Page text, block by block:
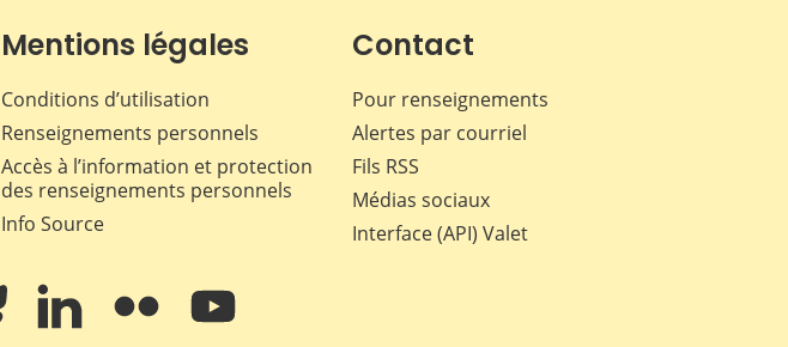
Facebook
Mentions légales
Conditions d’utilisation
Renseignements personnels
Accès à l’information et protection
des renseignements personnels
Info Source
Contact
Pour renseignements
Alertes par courriel
Fils RSS
Médias sociaux
Interface (API) Valet